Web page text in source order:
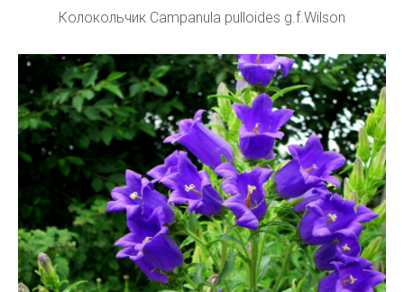
Колокольчик Campanula pulloides g.f.Wilson